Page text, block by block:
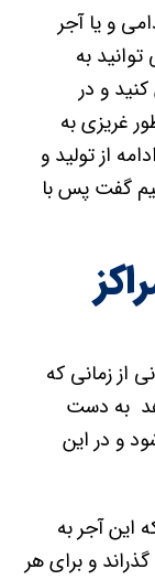
و یا آجر
توانید به
و در
غریزی به
از تولید و
گفت پس با
از زمانی که
به دست
و در این
این آجر به
و برای هر